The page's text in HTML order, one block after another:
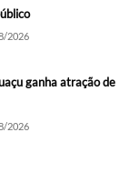
2026
ganha atração de
2026